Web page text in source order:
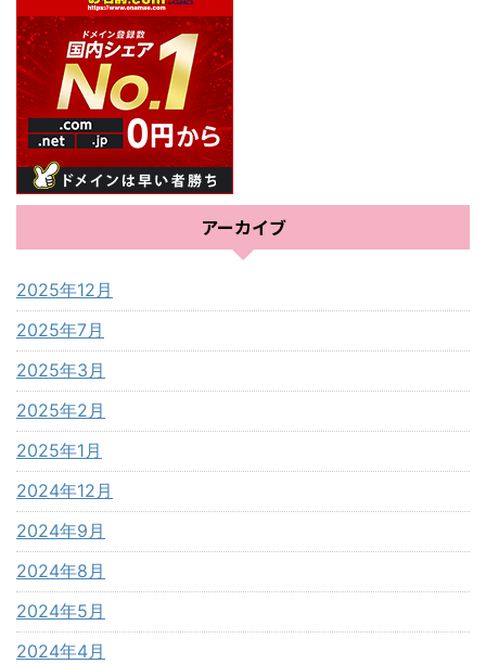
アーカイブ
2025年12月
2025年7月
2025年3月
2025年2月
2025年1月
2024年12月
2024年9月
2024年8月
2024年5月
2024年4月